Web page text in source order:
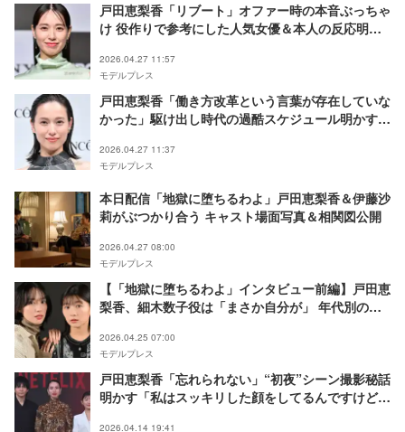
戸田恵梨香「リブート」オファー時の本音ぶっちゃ
け 役作りで参考にした人気女優＆本人の反応明か
2026.04.27 11:57
モデルプレス
戸田恵梨香「働き方改革という言葉が存在していな
かった」駆け出し時代の過酷スケジュール明かす
2026.04.27 11:37
モデルプレス
本日配信「地獄に堕ちるわよ」戸田恵梨香＆伊藤沙
莉がぶつかり合う キャスト場面写真＆相関図公開
2026.04.27 08:00
モデルプレス
【「地獄に堕ちるわよ」インタビュー前編】戸田恵
梨香、細木数子役は「まさか自分が」 年代別の演
沙莉「説得力がすごかった」
2026.04.25 07:00
モデルプレス
戸田恵梨香「忘れられない」“初夜”シーン撮影秘話
明かす「私はスッキリした顔をしてるんですけど」
2026.04.14 19:41